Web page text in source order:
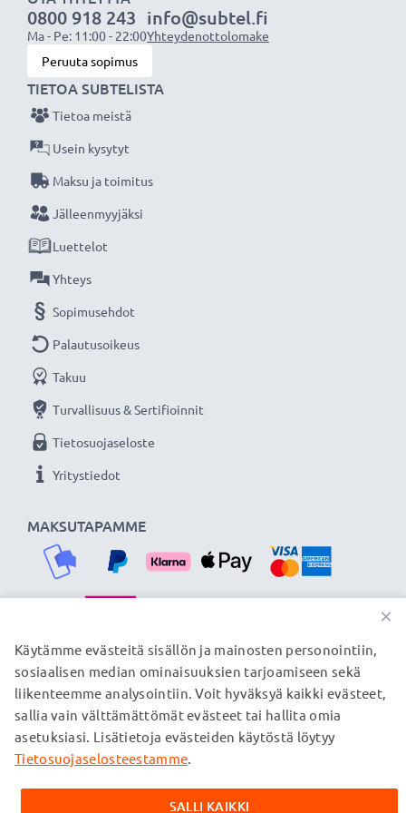
Teknologia : NiMH
Väri: Kuten kuvassa
CELLONIC® vaihtoakku on pitkäikäinen ja turvallinen,
laatua edulliseen hintaan.
★3 vuoden takuu
verkkokauppa, joka tarjoaa laadukkaita tuotteita, ja
siksi tarjoamme 36 kuukauden takuun!
0800 918 243
Ma - Pe: 11:00 - 22:00
info@subtel.fi
Yhteydenottolomake
Peruuta sopimus
MAKSUTAPAMME
TIETOA SUBTELISTA
Tietoa meistä
Usein kysytyt
Maksu ja toimitus
Jälleenmyyjäksi
Luettelot
Yhteys
Sopimusehdot
Palautusoikeus
Takuu
Turvallisuus & Sertifioinnit
Tietosuojaseloste
Yritystiedot
TOIMITUSKUMPPANIMME
© subtel.fi 2026
Kaikki hinnat sisältävät arvonlisäveron, mutta ei
toimituskuluja. Kaikki sivuillamme mainitut tavaramerkit ovat
verkkosivuillamme ainoastaan tuotteitamme koskevan
×
Käytämme evästeitä sisällön ja mainosten personointiin,
sosiaalisen median ominaisuuksien tarjoamiseen sekä
liikenteemme analysointiin. Voit hyväksyä kaikki evästeet,
sallia vain välttämättömät evästeet tai hallita omia
asetuksiasi. Lisätietoja evästeiden käytöstä löytyy
Tietosuojaselosteestamme.
SALLI KAIKKI